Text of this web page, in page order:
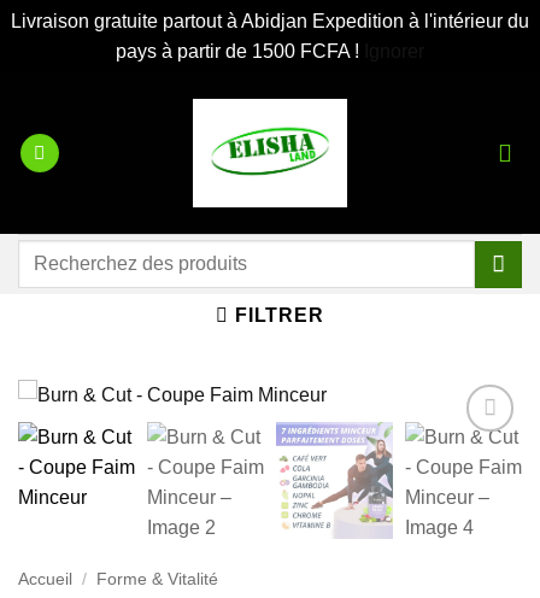
Livraison gratuite partout à Abidjan Expedition à l'intérieur du
pays à partir de 1500 FCFA !
contenu
Recherche
FILTRER
Ajouter
à la liste
d’envies
Accueil / Forme & Vitalité